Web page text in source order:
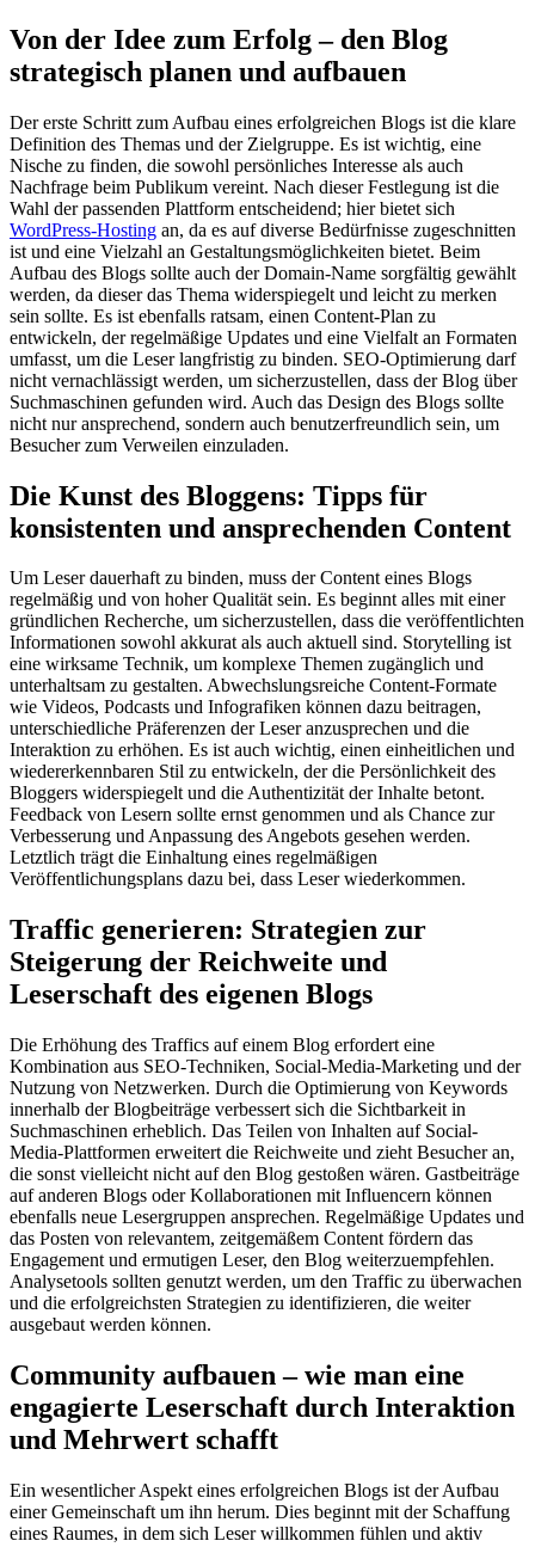
Von der Idee zum Erfolg – den Blog
strategisch planen und aufbauen
Der erste Schritt zum Aufbau eines erfolgreichen Blogs ist die klare
Definition des Themas und der Zielgruppe. Es ist wichtig, eine
Nische zu finden, die sowohl persönliches Interesse als auch
Nachfrage beim Publikum vereint. Nach dieser Festlegung ist die
Wahl der passenden Plattform entscheidend; hier bietet sich
WordPress-Hosting an, da es auf diverse Bedürfnisse zugeschnitten
ist und eine Vielzahl an Gestaltungsmöglichkeiten bietet. Beim
Aufbau des Blogs sollte auch der Domain-Name sorgfältig gewählt
werden, da dieser das Thema widerspiegelt und leicht zu merken
sein sollte. Es ist ebenfalls ratsam, einen Content-Plan zu
entwickeln, der regelmäßige Updates und eine Vielfalt an Formaten
umfasst, um die Leser langfristig zu binden. SEO-Optimierung darf
nicht vernachlässigt werden, um sicherzustellen, dass der Blog über
Suchmaschinen gefunden wird. Auch das Design des Blogs sollte
nicht nur ansprechend, sondern auch benutzerfreundlich sein, um
Besucher zum Verweilen einzuladen.
Die Kunst des Bloggens: Tipps für
konsistenten und ansprechenden Content
Um Leser dauerhaft zu binden, muss der Content eines Blogs
regelmäßig und von hoher Qualität sein. Es beginnt alles mit einer
gründlichen Recherche, um sicherzustellen, dass die veröffentlichten
Informationen sowohl akkurat als auch aktuell sind. Storytelling ist
eine wirksame Technik, um komplexe Themen zugänglich und
unterhaltsam zu gestalten. Abwechslungsreiche Content-Formate
wie Videos, Podcasts und Infografiken können dazu beitragen,
unterschiedliche Präferenzen der Leser anzusprechen und die
Interaktion zu erhöhen. Es ist auch wichtig, einen einheitlichen und
wiedererkennbaren Stil zu entwickeln, der die Persönlichkeit des
Bloggers widerspiegelt und die Authentizität der Inhalte betont.
Feedback von Lesern sollte ernst genommen und als Chance zur
Verbesserung und Anpassung des Angebots gesehen werden.
Letztlich trägt die Einhaltung eines regelmäßigen
Veröffentlichungsplans dazu bei, dass Leser wiederkommen.
Traffic generieren: Strategien zur
Steigerung der Reichweite und
Leserschaft des eigenen Blogs
Die Erhöhung des Traffics auf einem Blog erfordert eine
Kombination aus SEO-Techniken, Social-Media-Marketing und der
Nutzung von Netzwerken. Durch die Optimierung von Keywords
innerhalb der Blogbeiträge verbessert sich die Sichtbarkeit in
Suchmaschinen erheblich. Das Teilen von Inhalten auf Social-
Media-Plattformen erweitert die Reichweite und zieht Besucher an,
die sonst vielleicht nicht auf den Blog gestoßen wären. Gastbeiträge
auf anderen Blogs oder Kollaborationen mit Influencern können
ebenfalls neue Lesergruppen ansprechen. Regelmäßige Updates und
das Posten von relevantem, zeitgemäßem Content fördern das
Engagement und ermutigen Leser, den Blog weiterzuempfehlen.
Analysetools sollten genutzt werden, um den Traffic zu überwachen
und die erfolgreichsten Strategien zu identifizieren, die weiter
ausgebaut werden können.
Community aufbauen – wie man eine
engagierte Leserschaft durch Interaktion
und Mehrwert schafft
Ein wesentlicher Aspekt eines erfolgreichen Blogs ist der Aufbau
einer Gemeinschaft um ihn herum. Dies beginnt mit der Schaffung
eines Raumes, in dem sich Leser willkommen fühlen und aktiv